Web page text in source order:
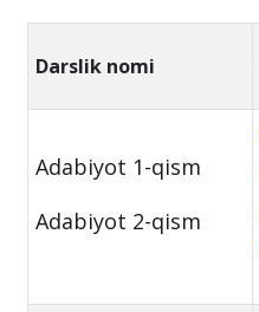
Darslik nomi
Adabiyot 1-qism
Adabiyot 2-qism